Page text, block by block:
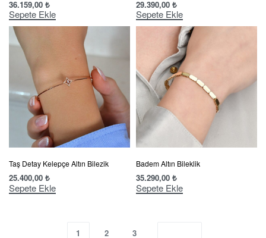
36.159,00 ₺
Sepete Ekle
29.390,00 ₺
Sepete Ekle
Taş Detay Kelepçe Altın Bilezik
25.400,00 ₺
Sepete Ekle
Badem Altın Bileklik
35.290,00 ₺
Sepete Ekle
1 2 3